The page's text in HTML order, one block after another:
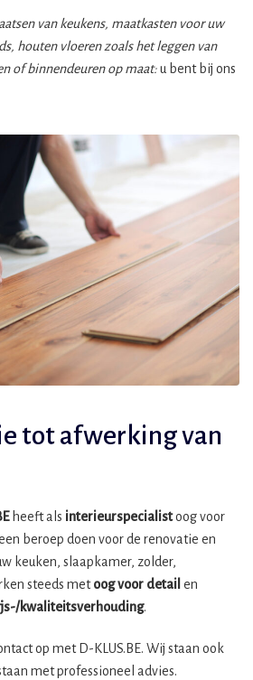
van keukens, maatkasten voor uw
houten vloeren zoals het leggen van
of binnendeuren op maat:u bent bij ons
tot afwerking van
heeft als interieurspecialistoog voor
beroep doen voor de renovatie en
keuken, slaapkamer, zolder,
steeds metoog voor detail en
kwaliteitsverhouding.
op met D-KLUS.BE. Wij staan ook
met professioneel advies.